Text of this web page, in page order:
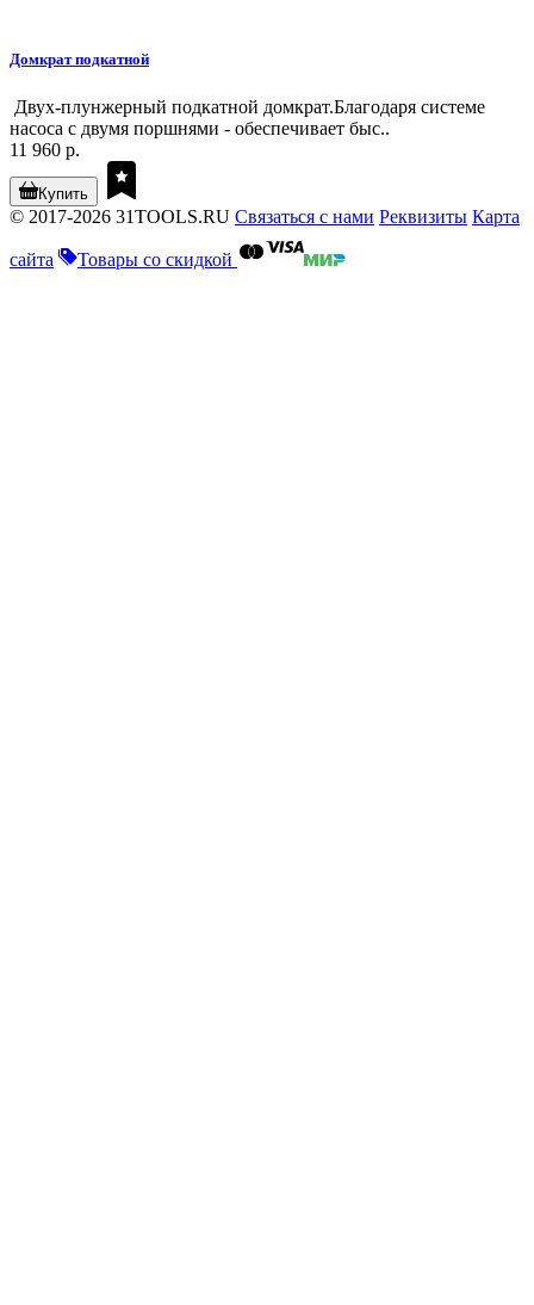
Домкрат подкатной
Двух-плунжерный подкатной домкрат.Благодаря системе
насоса с двумя поршнями - обеспечивает быс..
11 960 р.
Купить
© 2017-2026 31TOOLS.RU Связаться с нами Реквизиты Карта
сайта Товары со скидкой